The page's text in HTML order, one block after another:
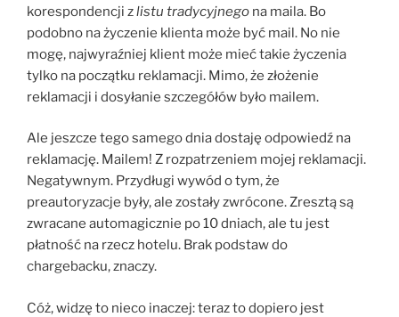
korespondencji zlistu tradycyjnego na maila. Bo
podobno na życzenie klienta może być mail. No nie
mogę, najwyraźniej klient może mieć takie życzenia
tylko na początku reklamacji. Mimo, że złożenie
reklamacji i dosyłanie szczegółów było mailem.
Ale jeszcze tego samego dnia dostaję odpowiedź na
reklamację. Mailem! Z rozpatrzeniem mojej reklamacji.
Negatywnym. Przydługi wywód o tym, że
preautoryzacje były, ale zostały zwrócone. Zresztą są
zwracane automagicznie po 10 dniach, ale tu jest
płatność na rzecz hotelu. Brak podstaw do
chargebacku, znaczy.
Cóż, widzę to nieco inaczej: teraz to dopiero jest